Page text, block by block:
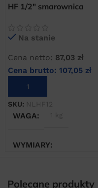
HF 1/2″ smarownica
Na stanie
Cena netto: 87,03 zł
Cena brutto: 107,05 zł
DODAJ DO KOSZYKA
SKU: NLHF12
WAGA 1 kg
WYMIARY
Polecane produkty